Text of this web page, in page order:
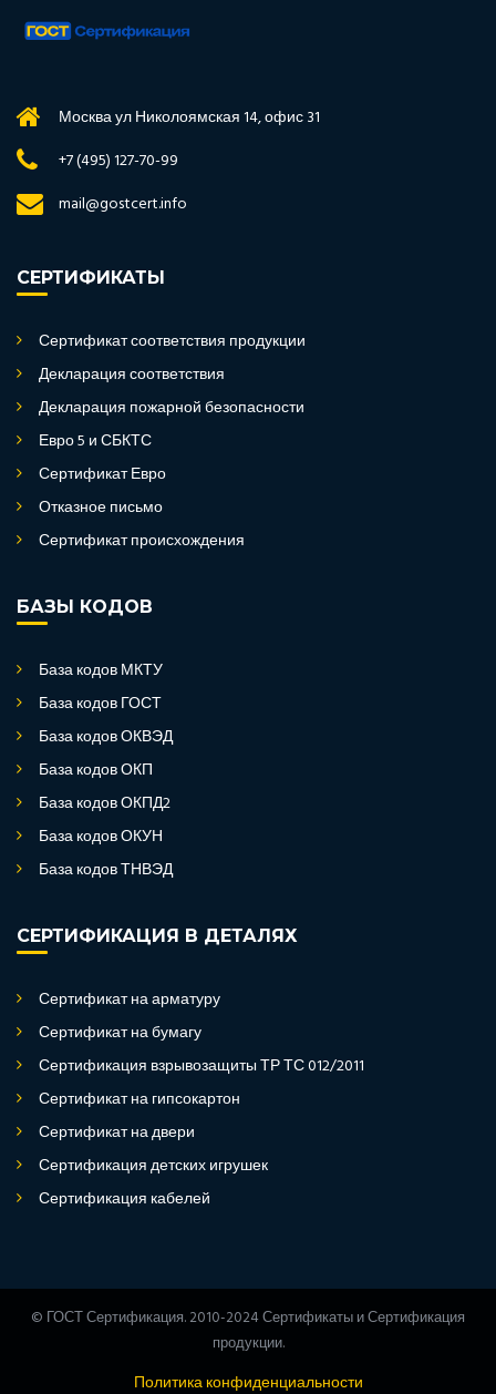
Москва ул Николоямская 14, офис 31
+7 (495) 127-70-99
mail@gostcert.info
СЕРТИФИКАТЫ
Сертификат соответствия продукции
Декларация соответствия
Декларация пожарной безопасности
Евро 5 и СБКТС
Сертификат Евро
Отказное письмо
Сертификат происхождения
БАЗЫ КОДОВ
База кодов МКТУ
База кодов ГОСТ
База кодов ОКВЭД
База кодов ОКП
База кодов ОКПД2
База кодов ОКУН
База кодов ТНВЭД
СЕРТИФИКАЦИЯ В ДЕТАЛЯХ
Сертификат на арматуру
Сертификат на бумагу
Сертификация взрывозащиты ТР ТС 012/2011
Сертификат на гипсокартон
Сертификат на двери
Сертификация детских игрушек
Сертификация кабелей
© ГОСТ Сертификация. 2010-2024 Сертификаты и Сертификация
продукции.
Политика конфиденциальности